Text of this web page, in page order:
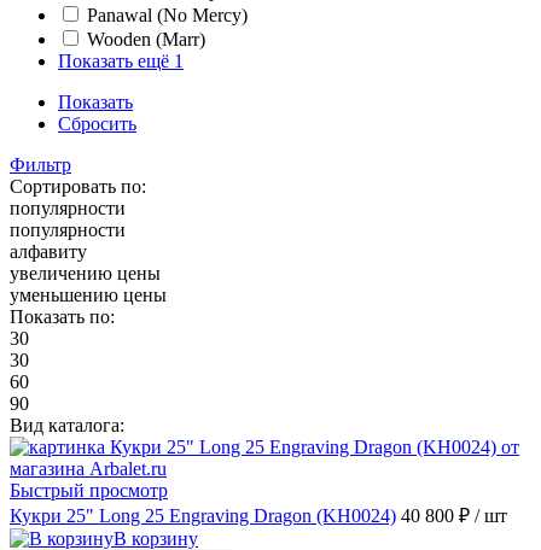
Panawal (No Mercy)
Wooden (Marr)
Показать ещё 1
Показать
Сбросить
Фильтр
Сортировать по:
популярности
популярности
алфавиту
увеличению цены
уменьшению цены
Показать по:
30
30
60
90
Вид каталога:
Быстрый просмотр
Кукри 25" Long 25 Engraving Dragon (KH0024) 40 800 ₽ / шт
В корзину